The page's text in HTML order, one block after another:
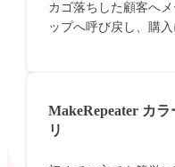
カゴ落ちした顧客へ
ップへ呼び戻し、購
MakeRepeater カ
リ